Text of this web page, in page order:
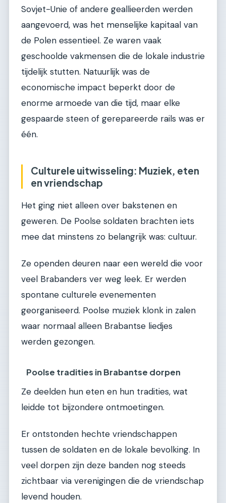
Sovjet-Unie of andere geallieerden werden
aangevoerd, was het menselijke kapitaal van
de Polen essentieel. Ze waren vaak
geschoolde vakmensen die de lokale industrie
tijdelijk stutten. Natuurlijk was de
economische impact beperkt door de
enorme armoede van die tijd, maar elke
gespaarde steen of gerepareerde rails was er
één.
Culturele uitwisseling: Muziek, eten
en vriendschap
Het ging niet alleen over bakstenen en
geweren. De Poolse soldaten brachten iets
mee dat minstens zo belangrijk was: cultuur.
Ze openden deuren naar een wereld die voor
veel Brabanders ver weg leek. Er werden
spontane culturele evenementen
georganiseerd. Poolse muziek klonk in zalen
waar normaal alleen Brabantse liedjes
werden gezongen.
Poolse tradities in Brabantse dorpen
Ze deelden hun eten en hun tradities, wat
leidde tot bijzondere ontmoetingen.
Er ontstonden hechte vriendschappen
tussen de soldaten en de lokale bevolking. In
veel dorpen zijn deze banden nog steeds
zichtbaar via verenigingen die de vriendschap
levend houden.